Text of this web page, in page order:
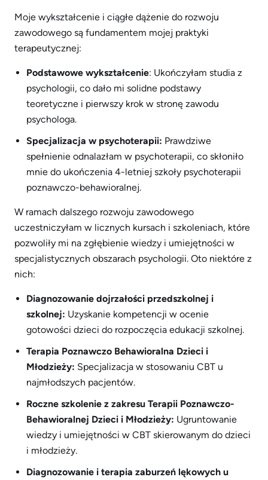
Moje wykształcenie i ciągłe dążenie do rozwoju
zawodowego są fundamentem mojej praktyki
terapeutycznej:
Podstawowe wykształcenie: Ukończyłam studia z
psychologii, co dało mi solidne podstawy
teoretyczne i pierwszy krok w stronę zawodu
psychologa.
Specjalizacja w psychoterapii: Prawdziwe
spełnienie odnalazłam w psychoterapii, co skłoniło
mnie do ukończenia 4-letniej szkoły psychoterapii
poznawczo-behawioralnej.
W ramach dalszego rozwoju zawodowego
uczestniczyłam w licznych kursach i szkoleniach, które
pozwoliły mi na zgłębienie wiedzy i umiejętności w
specjalistycznych obszarach psychologii. Oto niektóre z
nich:
Diagnozowanie dojrzałości przedszkolnej i
szkolnej: Uzyskanie kompetencji w ocenie
gotowości dzieci do rozpoczęcia edukacji szkolnej.
Terapia Poznawczo Behawioralna Dzieci i
Młodzieży: Specjalizacja w stosowaniu CBT u
najmłodszych pacjentów.
Roczne szkolenie z zakresu Terapii Poznawczo-
Behawioralnej Dzieci i Młodzieży: Ugruntowanie
wiedzy i umiejętności w CBT skierowanym do dzieci
i młodzieży.
Diagnozowanie i terapia zaburzeń lękowych u